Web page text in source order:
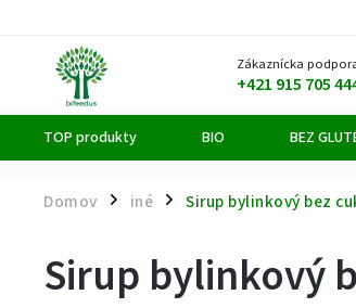
Zákaznícka
+421 915 705
TOP produkty BIO BEZ
Domov / iné / Sirup bylinkový bez
Sirup bylinkový